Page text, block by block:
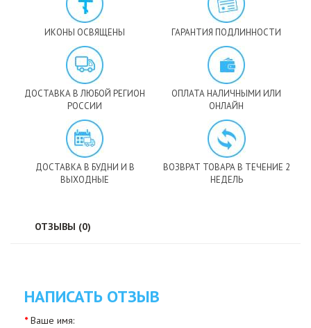
ИКОНЫ ОСВЯЩЕНЫ ГАРАНТИЯ ПОДЛИННОСТИ
ДОСТАВКА В ЛЮБОЙ РЕГИОН
РОССИИ
ОПЛАТА НАЛИЧНЫМИ ИЛИ
ОНЛАЙН
ДОСТАВКА В БУДНИ И В
ВЫХОДНЫЕ
ВОЗВРАТ ТОВАРА В ТЕЧЕНИЕ 2
НЕДЕЛЬ
ОТЗЫВЫ (0)
НАПИСАТЬ ОТЗЫВ
Ваше имя: